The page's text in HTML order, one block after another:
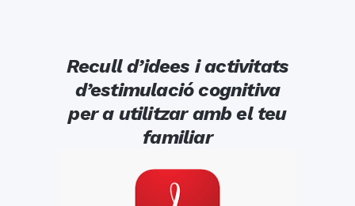
Recull d’idees i activitats
d’estimulació cognitiva
per a utilitzar amb el teu
familiar